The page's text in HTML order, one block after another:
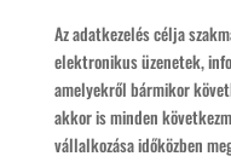
Az adatkezelés célja
elektronikus üzenetek,
amelyekről bármikor
akkor is minden
vállalkozása időközben